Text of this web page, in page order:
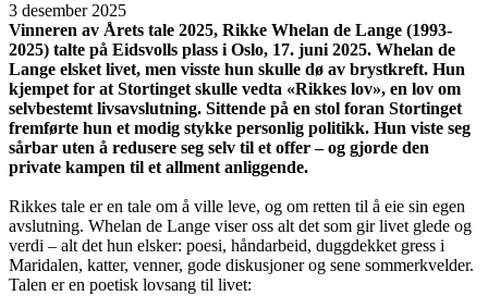
3 desember 2025
Vinneren av Årets tale 2025, Rikke Whelan de Lange (1993-
2025) talte på Eidsvolls plass i Oslo, 17. juni 2025. Whelan de
Lange elsket livet, men visste hun skulle dø av brystkreft. Hun
kjempet for at Stortinget skulle vedta «Rikkes lov», en lov om
selvbestemt livsavslutning. Sittende på en stol foran Stortinget
fremførte hun et modig stykke personlig politikk. Hun viste seg
sårbar uten å redusere seg selv til et offer – og gjorde den
private kampen til et allment anliggende.
Rikkes tale er en tale om å ville leve, og om retten til å eie sin egen
avslutning. Whelan de Lange viser oss alt det som gir livet glede og
verdi – alt det hun elsker: poesi, håndarbeid, duggdekket gress i
Maridalen, katter, venner, gode diskusjoner og sene sommerkvelder.
Talen er en poetisk lovsang til livet: